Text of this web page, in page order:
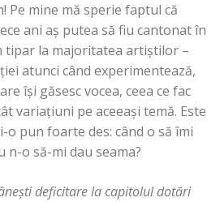
Pe mine mă sperie faptul că
ani aş putea să fiu cantonat în
tipar la majoritatea artiştilor –
atunci când experimentează,
îşi găsesc vocea, ceea ce fac
variaţiuni pe aceeaşi temă. Este
pun foarte des: când o să îmi
n-o să-mi dau seama?
deficitare la capitolul dotări